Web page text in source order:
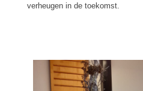
verheugen in de toekomst.